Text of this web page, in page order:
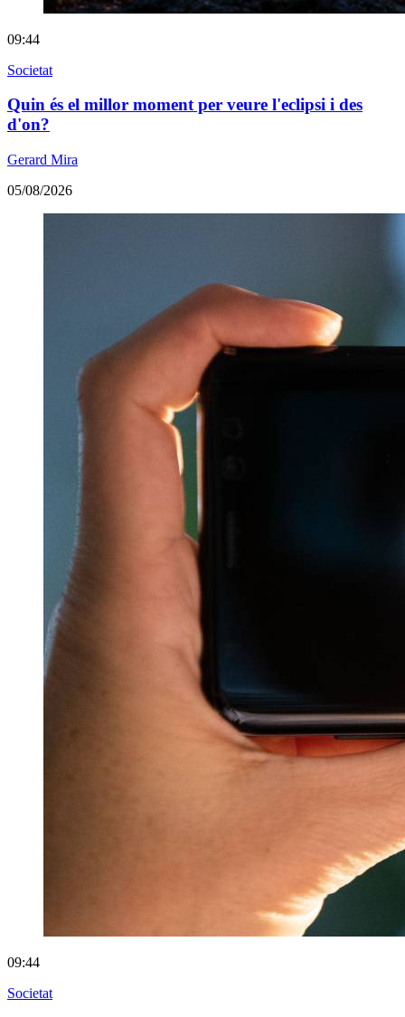
09:44
Societat
Quin és el millor moment per veure l'eclipsi i des
d'on?
Gerard Mira
05/08/2026
09:44
Societat